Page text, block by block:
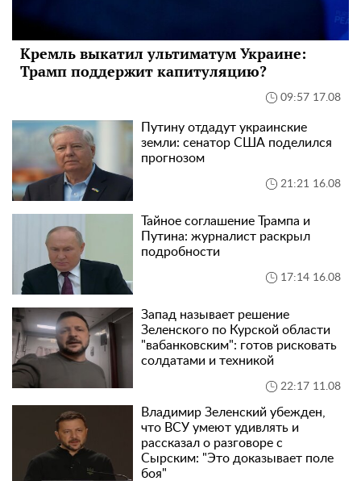
Кремль выкатил ультиматум Украине:
Трамп поддержит капитуляцию?
09:57 17.08
Путину отдадут украинские
земли: сенатор США поделился
прогнозом
21:21 16.08
Тайное соглашение Трампа и
Путина: журналист раскрыл
подробности
17:14 16.08
Запад называет решение
Зеленского по Курской области
"вабанковским": готов рисковать
солдатами и техникой
22:17 11.08
Владимир Зеленский убежден,
что ВСУ умеют удивлять и
рассказал о разговоре с
Сырским: "Это доказывает поле
боя"